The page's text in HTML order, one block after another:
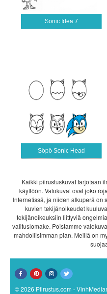
Sonic Idea 7
Söpö Sonic Head
Kaikki piirustuskuvat tarjotaan
käyttöön. Valokuvat ovat joko
Internetissä, ja niiden alkuperä on
kuvien tekijänoikeudet
tekijänoikeuksiin liittyviä
valituslomake. Poistamme
mahdollisimman pian. Meillä on
© 2026 Piirustus.com -